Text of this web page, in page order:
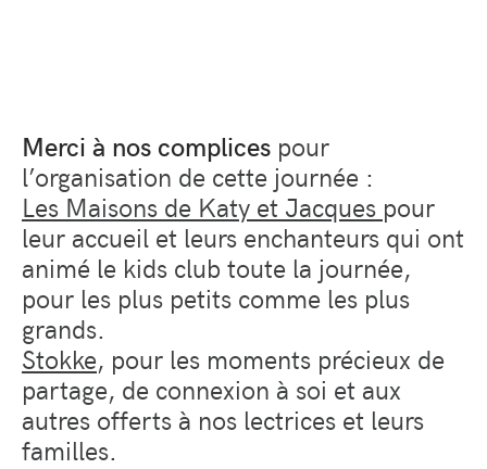
Merci à nos complices pour
l’organisation de cette journée :
Les Maisons de Katy et Jacques pour
leur accueil et leurs enchanteurs qui ont
animé le kids club toute la journée,
pour les plus petits comme les plus
grands.
Stokke, pour les moments précieux de
partage, de connexion à soi et aux
autres offerts à nos lectrices et leurs
familles.